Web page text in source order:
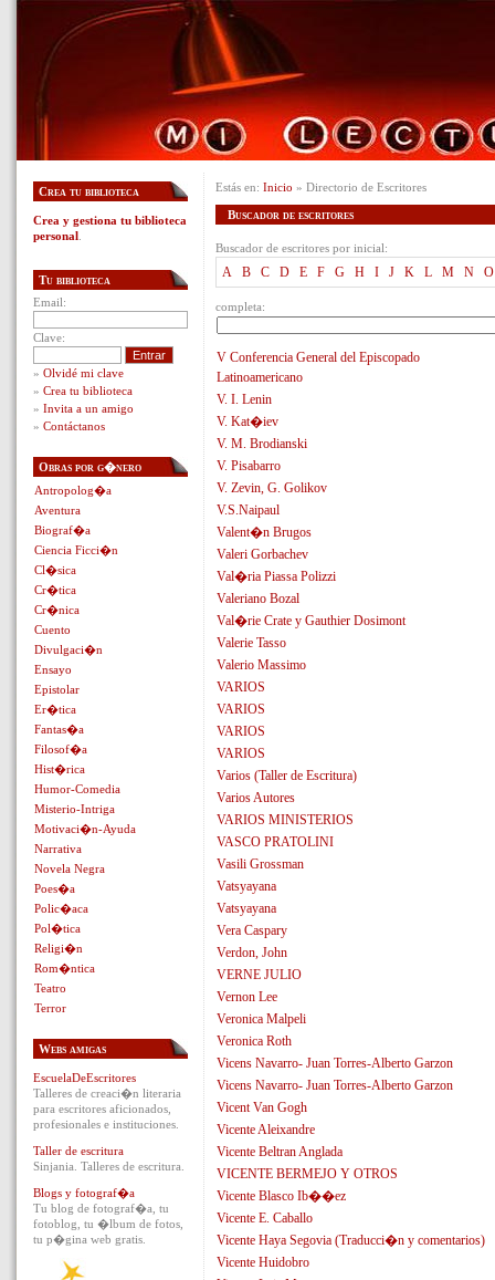
Estás en: Inicio » Directorio de Escritores
Buscador de escritores
Buscador de escritores por inicial:
A B C D E F G H I J K L M N O
completa:
V Conferencia General del Episcopado
Latinoamericano
V. I. Lenin
V. Kat�iev
V. M. Brodianski
V. Pisabarro
V. Zevin, G. Golikov
V.S.Naipaul
Valent�n Brugos
Valeri Gorbachev
Val�ria Piassa Polizzi
Valeriano Bozal
Val�rie Crate y Gauthier Dosimont
Valerie Tasso
Valerio Massimo
VARIOS
VARIOS
VARIOS
VARIOS
Varios (Taller de Escritura)
Varios Autores
VARIOS MINISTERIOS
VASCO PRATOLINI
Vasili Grossman
Vatsyayana
Vatsyayana
Vera Caspary
Verdon, John
VERNE JULIO
Vernon Lee
Veronica Malpeli
Veronica Roth
Vicens Navarro- Juan Torres-Alberto Garzon
Vicens Navarro- Juan Torres-Alberto Garzon
Vicent Van Gogh
Vicente Aleixandre
Vicente Beltran Anglada
VICENTE BERMEJO Y OTROS
Vicente Blasco Ib��ez
Vicente E. Caballo
Vicente Haya Segovia (Traducci�n y comentarios)
Vicente Huidobro
Crea tu biblioteca
Crea y gestiona tu biblioteca
personal
Tu biblioteca
Email:
Clave:
» Olvidé mi clave
» Crea tu biblioteca
» Invita a un amigo
» Contáctanos
Obras por g�nero
Antropolog�a
Aventura
Biograf�a
Ciencia Ficci�n
Cl�sica
Cr�tica
Cr�nica
Cuento
Divulgaci�n
Ensayo
Epistolar
Er�tica
Fantas�a
Filosof�a
Hist�rica
Humor-Comedia
Misterio-Intriga
Motivaci�n-Ayuda
Narrativa
Novela Negra
Poes�a
Polic�aca
Pol�tica
Religi�n
Rom�ntica
Teatro
Terror
Webs amigas
EscuelaDeEscritores
Talleres de creaci�n literaria
para escritores aficionados,
profesionales e instituciones.
Taller de escritura
Sinjania. Talleres de escritura.
Blogs y fotograf�a
Tu blog de fotograf�a, tu
fotoblog, tu �lbum de fotos,
tu p�gina web gratis.